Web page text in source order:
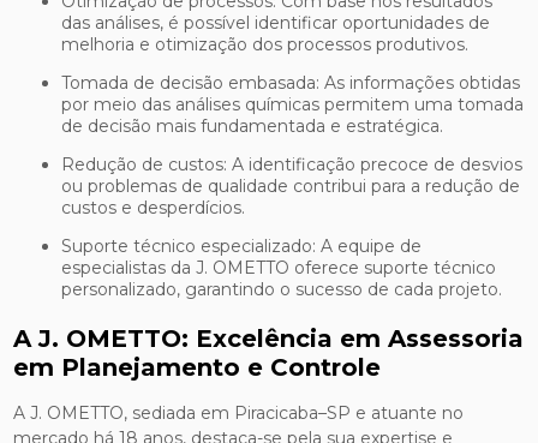
das análises, é possível identificar oportunidades de
melhoria e otimização dos processos produtivos.
Tomada de decisão embasada: As informações obtidas
por meio das análises químicas permitem uma tomada
de decisão mais fundamentada e estratégica.
Redução de custos: A identificação precoce de desvios
ou problemas de qualidade contribui para a redução de
custos e desperdícios.
Suporte técnico especializado: A equipe de
especialistas da J. OMETTO oferece suporte técnico
personalizado, garantindo o sucesso de cada projeto.
A J. OMETTO: Excelência em Assessoria
em Planejamento e Controle
A J. OMETTO, sediada em Piracicaba–SP e atuante no
mercado há 18 anos, destaca-se pela sua expertise e